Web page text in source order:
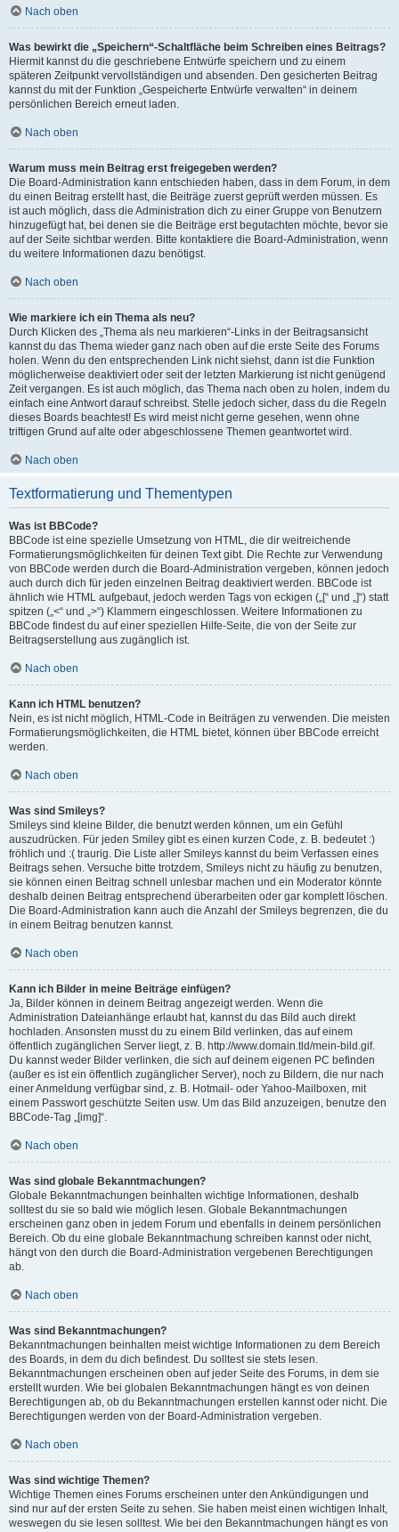
Nach oben
Was bewirkt die „Speichern“-Schaltfläche beim Schreiben eines Beitrags?
Hiermit kannst du die geschriebene Entwürfe speichern und zu einem
späteren Zeitpunkt vervollständigen und absenden. Den gesicherten Beitrag
kannst du mit der Funktion „Gespeicherte Entwürfe verwalten“ in deinem
persönlichen Bereich erneut laden.
Nach oben
Warum muss mein Beitrag erst freigegeben werden?
Die Board-Administration kann entschieden haben, dass in dem Forum, in dem
du einen Beitrag erstellt hast, die Beiträge zuerst geprüft werden müssen. Es
ist auch möglich, dass die Administration dich zu einer Gruppe von Benutzern
hinzugefügt hat, bei denen sie die Beiträge erst begutachten möchte, bevor sie
auf der Seite sichtbar werden. Bitte kontaktiere die Board-Administration, wenn
du weitere Informationen dazu benötigst.
Nach oben
Wie markiere ich ein Thema als neu?
Durch Klicken des „Thema als neu markieren“-Links in der Beitragsansicht
kannst du das Thema wieder ganz nach oben auf die erste Seite des Forums
holen. Wenn du den entsprechenden Link nicht siehst, dann ist die Funktion
möglicherweise deaktiviert oder seit der letzten Markierung ist nicht genügend
Zeit vergangen. Es ist auch möglich, das Thema nach oben zu holen, indem du
einfach eine Antwort darauf schreibst. Stelle jedoch sicher, dass du die Regeln
dieses Boards beachtest! Es wird meist nicht gerne gesehen, wenn ohne
triftigen Grund auf alte oder abgeschlossene Themen geantwortet wird.
Nach oben
Textformatierung und Thementypen
Was ist BBCode?
BBCode ist eine spezielle Umsetzung von HTML, die dir weitreichende
Formatierungsmöglichkeiten für deinen Text gibt. Die Rechte zur Verwendung
von BBCode werden durch die Board-Administration vergeben, können jedoch
auch durch dich für jeden einzelnen Beitrag deaktiviert werden. BBCode ist
ähnlich wie HTML aufgebaut, jedoch werden Tags von eckigen („[“ und „]“) statt
spitzen („<“ und „>“) Klammern eingeschlossen. Weitere Informationen zu
BBCode findest du auf einer speziellen Hilfe-Seite, die von der Seite zur
Beitragserstellung aus zugänglich ist.
Nach oben
Kann ich HTML benutzen?
Nein, es ist nicht möglich, HTML-Code in Beiträgen zu verwenden. Die meisten
Formatierungsmöglichkeiten, die HTML bietet, können über BBCode erreicht
werden.
Nach oben
Was sind Smileys?
Smileys sind kleine Bilder, die benutzt werden können, um ein Gefühl
auszudrücken. Für jeden Smiley gibt es einen kurzen Code, z. B. bedeutet :)
fröhlich und :( traurig. Die Liste aller Smileys kannst du beim Verfassen eines
Beitrags sehen. Versuche bitte trotzdem, Smileys nicht zu häufig zu benutzen,
sie können einen Beitrag schnell unlesbar machen und ein Moderator könnte
deshalb deinen Beitrag entsprechend überarbeiten oder gar komplett löschen.
Die Board-Administration kann auch die Anzahl der Smileys begrenzen, die du
in einem Beitrag benutzen kannst.
Nach oben
Kann ich Bilder in meine Beiträge einfügen?
Ja, Bilder können in deinem Beitrag angezeigt werden. Wenn die
Administration Dateianhänge erlaubt hat, kannst du das Bild auch direkt
hochladen. Ansonsten musst du zu einem Bild verlinken, das auf einem
öffentlich zugänglichen Server liegt, z. B. http://www.domain.tld/mein-bild.gif.
Du kannst weder Bilder verlinken, die sich auf deinem eigenen PC befinden
(außer es ist ein öffentlich zugänglicher Server), noch zu Bildern, die nur nach
einer Anmeldung verfügbar sind, z. B. Hotmail- oder Yahoo-Mailboxen, mit
einem Passwort geschützte Seiten usw. Um das Bild anzuzeigen, benutze den
BBCode-Tag „[img]“.
Nach oben
Was sind globale Bekanntmachungen?
Globale Bekanntmachungen beinhalten wichtige Informationen, deshalb
solltest du sie so bald wie möglich lesen. Globale Bekanntmachungen
erscheinen ganz oben in jedem Forum und ebenfalls in deinem persönlichen
Bereich. Ob du eine globale Bekanntmachung schreiben kannst oder nicht,
hängt von den durch die Board-Administration vergebenen Berechtigungen
ab.
Nach oben
Was sind Bekanntmachungen?
Bekanntmachungen beinhalten meist wichtige Informationen zu dem Bereich
des Boards, in dem du dich befindest. Du solltest sie stets lesen.
Bekanntmachungen erscheinen oben auf jeder Seite des Forums, in dem sie
erstellt wurden. Wie bei globalen Bekanntmachungen hängt es von deinen
Berechtigungen ab, ob du Bekanntmachungen erstellen kannst oder nicht. Die
Berechtigungen werden von der Board-Administration vergeben.
Nach oben
Was sind wichtige Themen?
Wichtige Themen eines Forums erscheinen unter den Ankündigungen und
sind nur auf der ersten Seite zu sehen. Sie haben meist einen wichtigen Inhalt,
weswegen du sie lesen solltest. Wie bei den Bekanntmachungen hängt es von